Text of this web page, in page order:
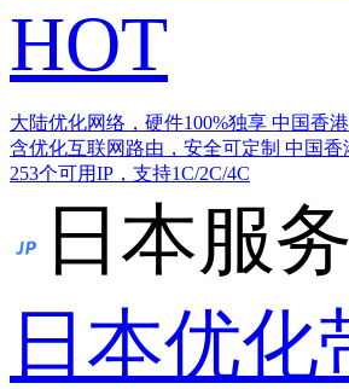
HOT
大陆优化网络，硬件100%独享 中国香
含优化互联网路由，安全可定制 中国香
253个可用IP，支持1C/2C/4C
日本服
日本优